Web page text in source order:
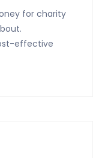
for charity
effective